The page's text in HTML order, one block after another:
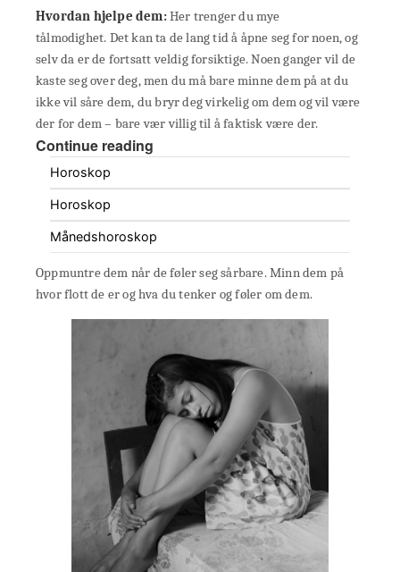
Hvordan hjelpe dem:Her trenger du mye
tålmodighet. Det kan ta de lang tid å åpne seg for noen, og
selv da er de fortsatt veldig forsiktige. Noen ganger vil de
kaste seg over deg, men du må bare minne dem på at du
ikke vil såre dem, du bryr deg virkelig om dem og vil være
der for dem – bare vær villig til å faktisk være der.
Continue reading
Horoskop
Horoskop
Månedshoroskop
Oppmuntre dem når de føler seg sårbare. Minn dem på
hvor flott de er og hva du tenker og føler om dem.